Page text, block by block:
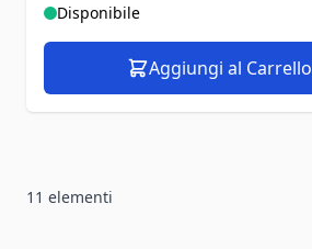
Disponibile
Aggiungi al Carrello
11 elementi